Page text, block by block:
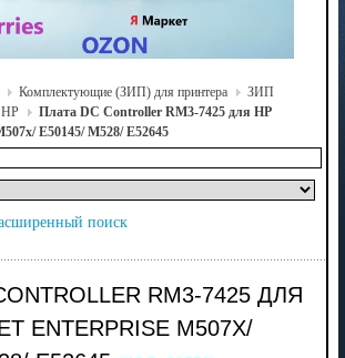
Комплектующие (ЗИП) для принтера
ЗИП
Плата DC Controller RM3-7425 для HP
E50145/ M528/ E52645
поиск
RM3-7425 ДЛЯ
ENTERPRISE M507X/